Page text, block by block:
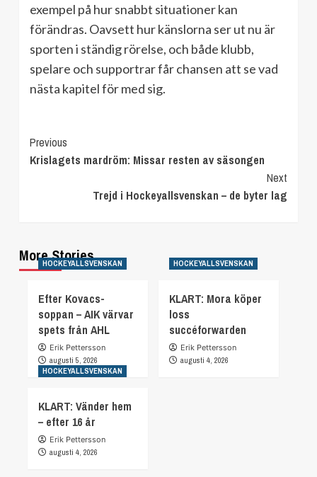
exempel på hur snabbt situationer kan
förändras. Oavsett hur känslorna ser ut nu är
sporten i ständig rörelse, och både klubb,
spelare och supportrar får chansen att se vad
nästa kapitel för med sig.
Continue
Reading
Previous
Krislagets mardröm: Missar resten av säsongen
Next
Trejd i Hockeyallsvenskan – de byter lag
More Stories
HOCKEYALLSVENSKAN
Efter Kovacs-
soppan – AIK värvar
spets från AHL
Erik Pettersson
augusti 5, 2026
HOCKEYALLSVENSKAN
KLART: Mora köper
loss
succéforwarden
Erik Pettersson
augusti 4, 2026
HOCKEYALLSVENSKAN
KLART: Vänder hem
– efter 16 år
Erik Pettersson
augusti 4, 2026